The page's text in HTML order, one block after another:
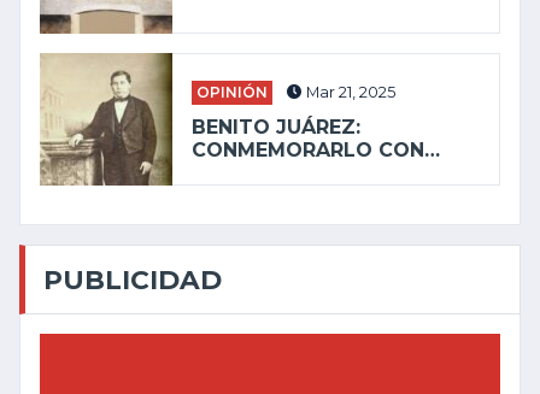
OPINIÓN Mar 21, 2025
BENITO JUÁREZ:
CONMEMORARLO CON…
PUBLICIDAD